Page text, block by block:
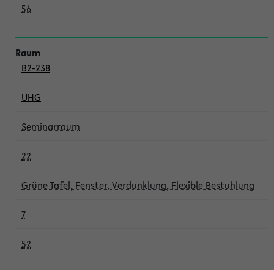
56
B2-238
UHG
Seminarraum
22
Grüne Tafel, Fenster, Verdunklung, Flexible Bestuhlung
7
52